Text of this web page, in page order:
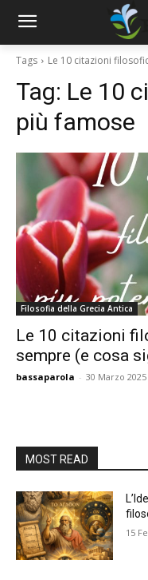
Tags Le 10 citazioni
Tag: Le 10
più famose
Filosofia della Grecia Antica
Le 10 citazioni
sempre (e cosa
bassaparola - 30 Marzo 2025
MOST READ
15